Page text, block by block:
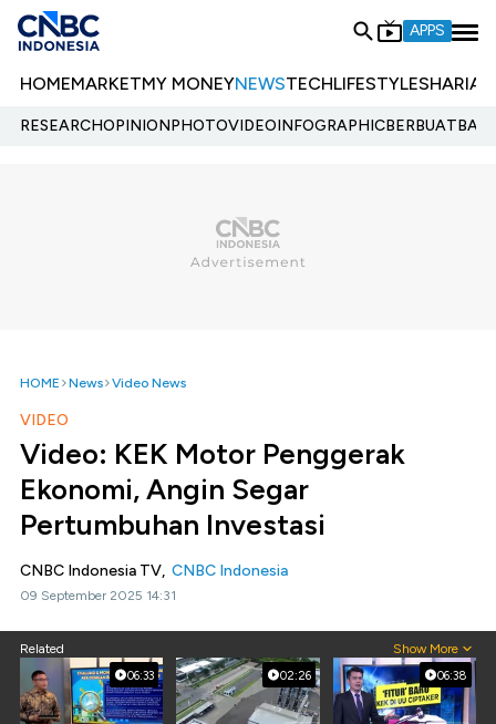
APPS
HOMEMARKETMY MONEYNEWSTECHLIFESTYLESHARIA
RESEARCHOPINIONPHOTOVIDEOINFOGRAPHIC
HOME News Video News
VIDEO
Video: KEK Motor Penggerak
Ekonomi, Angin Segar
Pertumbuhan Investasi
CNBC Indonesia TV, CNBC Indonesia
09 September 2025 14:31
Related Show More
06:33 02:26 06:38